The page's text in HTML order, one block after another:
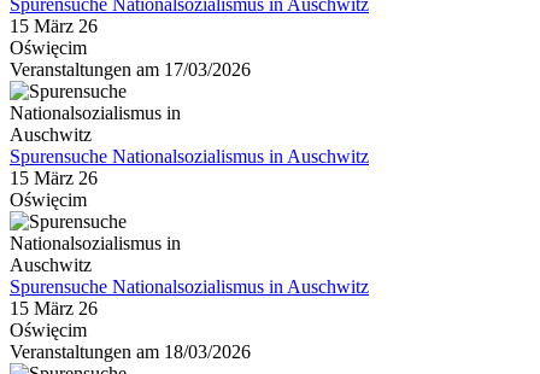
Spurensuche Nationalsozialismus in Auschwitz
15 März 26
Oświęcim
Veranstaltungen am 17/03/2026
Spurensuche Nationalsozialismus in Auschwitz
15 März 26
Oświęcim
Spurensuche Nationalsozialismus in Auschwitz
15 März 26
Oświęcim
Veranstaltungen am 18/03/2026